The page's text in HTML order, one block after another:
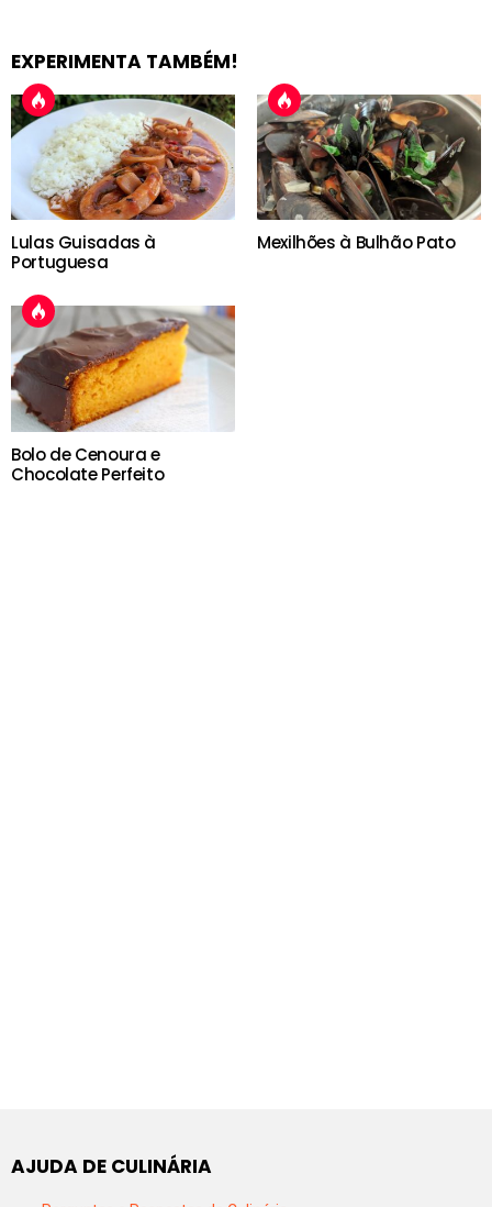
EXPERIMENTA TAMBÉM!
Lulas Guisadas à
Portuguesa
Mexilhões à Bulhão Pato
Bolo de Cenoura e
Chocolate Perfeito
AJUDA DE CULINÁRIA